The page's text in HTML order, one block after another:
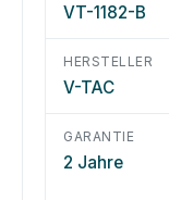
VT-1182-B
HERSTELLER
V-TAC
GARANTIE
2 Jahre